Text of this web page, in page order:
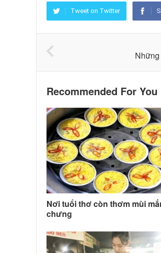
Tweet on Twitter
Recommended For You
Nơi tuổi thơ còn thơm mùi
chưng